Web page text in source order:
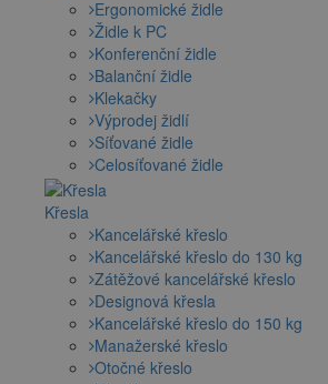
Ergonomické židle
Židle k PC
Konferenční židle
Balanční židle
Klekačky
Výprodej židlí
Síťované židle
Celosíťované židle
Křesla
Kancelářské křeslo
Kancelářské křeslo do 130 kg
Zátěžové kancelářské křeslo
Designová křesla
Kancelářské křeslo do 150 kg
Manažerské křeslo
Otočné křeslo